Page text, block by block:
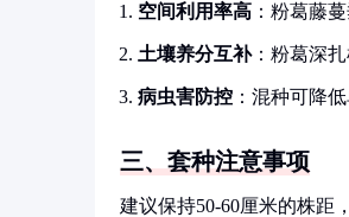
空间利用率高 ：粉葛藤
土壤养分互补：粉葛深
病虫害防控 ：混种可降
三、套种注意事项
建议保持50-60厘米的株距